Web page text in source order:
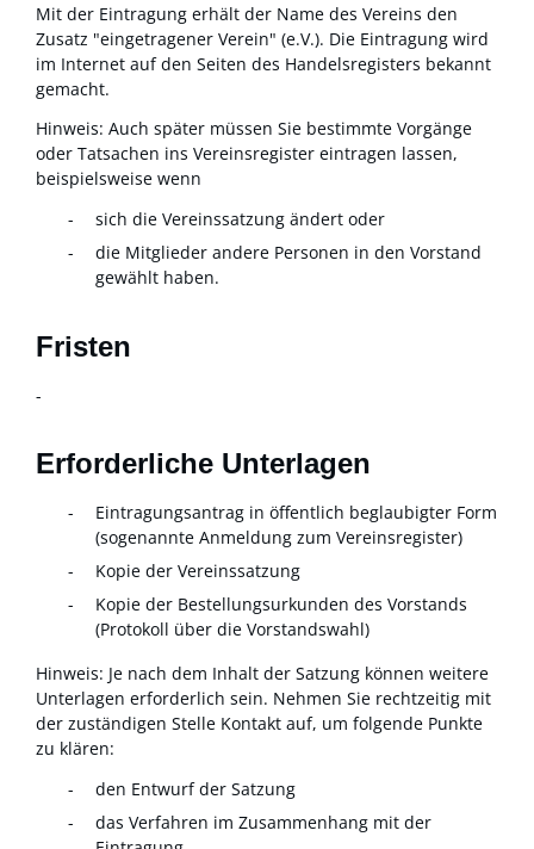
Mit der Eintragung erhält der Name des Vereins den
Zusatz "eingetragener Verein" (e.V.). Die Eintragung wird
im Internet auf den Seiten des Handelsregisters bekannt
gemacht.
Hinweis: Auch später müssen Sie bestimmte Vorgänge
oder Tatsachen ins Vereinsregister eintragen lassen,
beispielsweise wenn
sich die Vereinssatzung ändert oder
die Mitglieder andere Personen in den Vorstand
gewählt haben.
Fristen
-
Erforderliche Unterlagen
Eintragungsantrag in öffentlich beglaubigter Form
(sogenannte Anmeldung zum Vereinsregister)
Kopie der Vereinssatzung
Kopie der Bestellungsurkunden des Vorstands
(Protokoll über die Vorstandswahl)
Hinweis: Je nach dem Inhalt der Satzung können weitere
Unterlagen erforderlich sein. Nehmen Sie rechtzeitig mit
der zuständigen Stelle Kontakt auf, um folgende Punkte
zu klären:
den Entwurf der Satzung
das Verfahren im Zusammenhang mit der